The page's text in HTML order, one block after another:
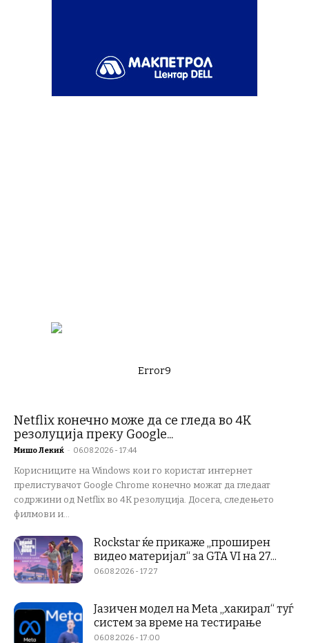
Error9
Netflix конечно може да се гледа во 4K
резолуција преку Google...
Мишо Лекиќ - 06.08.2026 - 17:44
Корисниците на Windows кои го користат интернет
прелистувачот Google Chrome конечно можат да гледаат
содржини од Netflix во 4K резолуција. Досега, следењето
филмови и...
Rockstar ќе прикаже „проширен
видео материјал“ за GTA VI на 27...
06.08.2026 - 17:27
Јазичен модел на Meta „хакирал“ туѓ
систем за време на тестирање
06.08.2026 - 17:00